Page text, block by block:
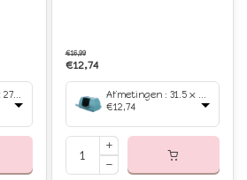
Afmetingen : 27 x 27 x 32 cm
€16,99
€12,74
Afmetingen : 31.5 x 20.5 x 17 cm
€12,74